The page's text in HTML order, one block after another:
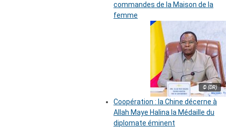
commandes de la Maison de la
femme
© (DR)
Coopération : la Chine décerne à
Allah Maye Halina la Médaille du
diplomate éminent